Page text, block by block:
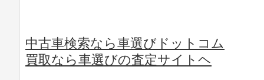
中古車検索なら車選びドットコム
買取なら車選びの査定サイトヘ